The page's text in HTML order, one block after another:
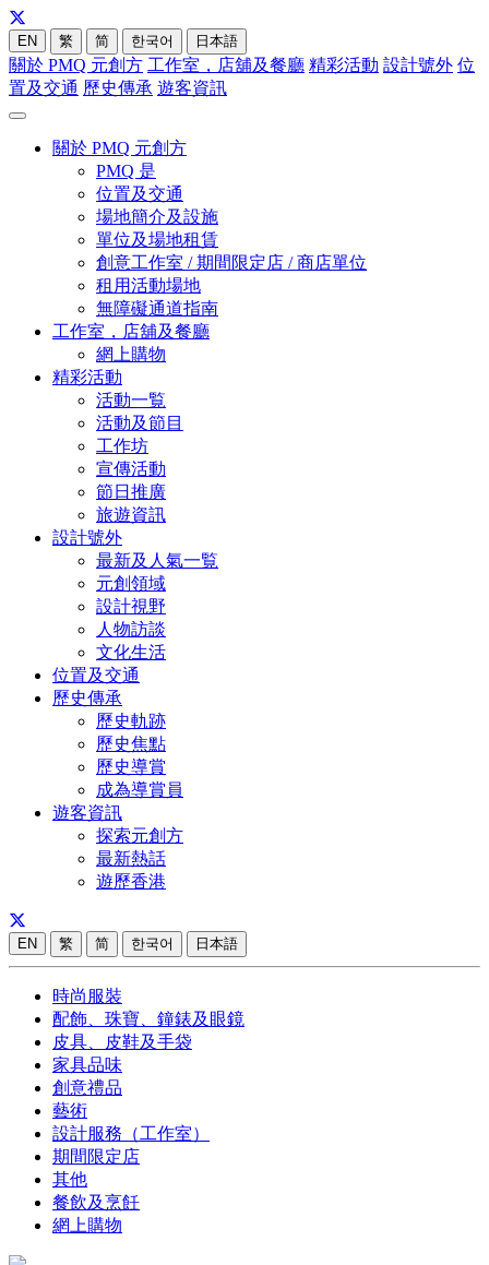
EN 繁 简 한국어 日本語
關於 PMQ 元創方 工作室，店舖及餐廳 精彩活動 設計號外 位
置及交通 歷史傳承 遊客資訊
關於 PMQ 元創方
PMQ 是
位置及交通
場地簡介及設施
單位及場地租賃
創意工作室 / 期間限定店 / 商店單位
租用活動場地
無障礙通道指南
工作室，店舖及餐廳
網上購物
精彩活動
活動一覧
活動及節目
工作坊
宣傳活動
節日推廣
旅遊資訊
設計號外
最新及人氣一覧
元創領域
設計視野
人物訪談
文化生活
位置及交通
歷史傳承
歷史軌跡
歷史焦點
歷史導賞
成為導賞員
遊客資訊
探索元創方
最新熱話
遊歷香港
EN 繁 简 한국어 日本語
時尚服裝
配飾、珠寶、鐘錶及眼鏡
皮具、皮鞋及手袋
家具品味
創意禮品
藝術
設計服務（工作室）
期間限定店
其他
餐飲及烹飪
網上購物